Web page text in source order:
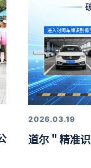
挑战赛圆满举行
2026.03.19
道尔＂精准